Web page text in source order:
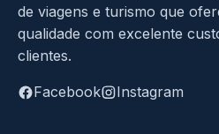
de viagens e turismo que
qualidade com excelente
clientes.
Facebook Instagram